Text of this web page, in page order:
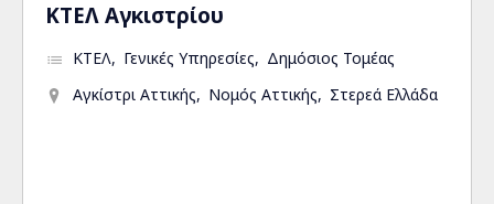
ΚΤΕΛ Αγκιστρίου
ΚΤΕΛ Γενικές Υπηρεσίες
Δημόσιος Τομέας
Αγκίστρι Αττικής
Νομός Αττικής Στερεά Ελλάδα